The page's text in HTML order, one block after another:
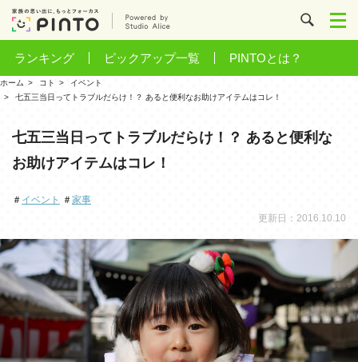
ランキング ピックアップ一覧 PINTOとは？
ホーム コト
イベント
七五三当日ってトラブルだらけ！？ あると便利なお助けアイテムはコレ！
七五三当日ってトラブルだらけ！？ あると便利な
お助けアイテムはコレ！
＃ イベント ＃家事
更新日：2016.10.10